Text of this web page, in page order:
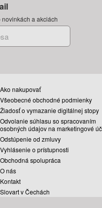
a akciách
Ako nakupovať
Všeobecné obchodné podmienky
Žiadosť o vymazanie digitálnej stopy
Odvolanie súhlasu so spracovaním
osobných údajov na marketingové
Odstúpenie od zmluvy
Vyhlásenie o prístupnosti
Obchodná spolupráca
O nás
Kontakt
Slovart v Čechách